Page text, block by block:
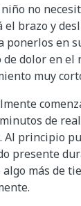
no
el brazo y
ponerlos en
de dolor en
muy
de
Al principio
presente
más de